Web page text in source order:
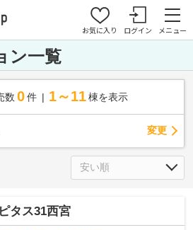
お気に入り ログイン メニュー
ン一覧
数 0 件 1～11 棟を表示
変更
タス31西宮